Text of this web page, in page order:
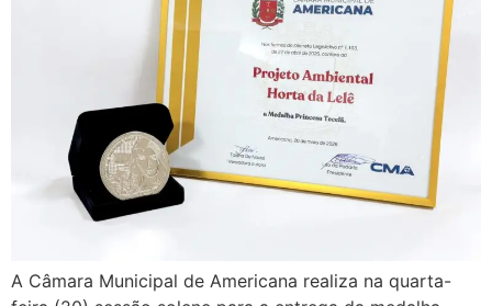
A Câmara Municipal de Americana realiza na quarta-